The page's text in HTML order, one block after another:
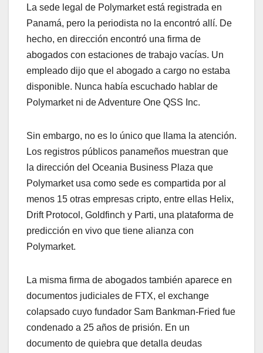
La sede legal de Polymarket está registrada en
Panamá, pero la periodista no la encontró allí. De
hecho, en dirección encontró una firma de
abogados con estaciones de trabajo vacías. Un
empleado dijo que el abogado a cargo no estaba
disponible. Nunca había escuchado hablar de
Polymarket ni de Adventure One QSS Inc.
Sin embargo, no es lo único que llama la atención.
Los registros públicos panameños muestran que
la dirección del Oceania Business Plaza que
Polymarket usa como sede es compartida por al
menos 15 otras empresas cripto, entre ellas Helix,
Drift Protocol, Goldfinch y Parti, una plataforma de
predicción en vivo que tiene alianza con
Polymarket.
La misma firma de abogados también aparece en
documentos judiciales de FTX, el exchange
colapsado cuyo fundador Sam Bankman-Fried fue
condenado a 25 años de prisión. En un
documento de quiebra que detalla deudas